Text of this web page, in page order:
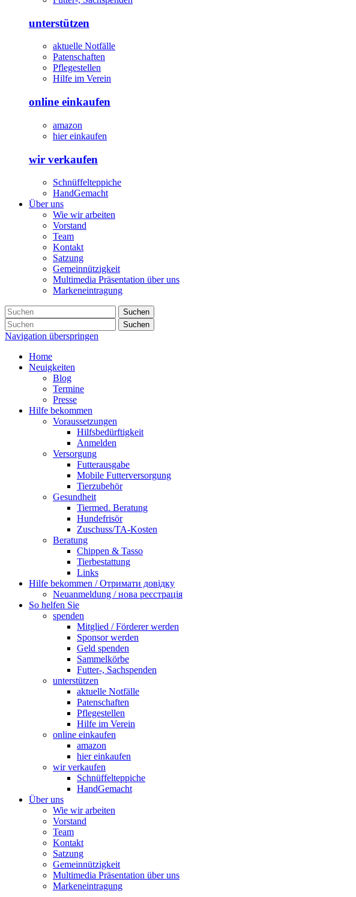
unterstützen
aktuelle Notfälle
Patenschaften
Pflegestellen
Hilfe im Verein
online einkaufen
amazon
hier einkaufen
wir verkaufen
Schnüffelteppiche
HandGemacht
Über uns
Wie wir arbeiten
Vorstand
Team
Kontakt
Satzung
Gemeinnützigkeit
Multimedia Präsentation über uns
Markeneintragung
Suchen
Suchen
Navigation überspringen
Home
Neuigkeiten
Blog
Termine
Presse
Hilfe bekommen
Voraussetzungen
Hilfsbedürftigkeit
Anmelden
Versorgung
Futterausgabe
Mobile Futterversorgung
Tierzubehör
Gesundheit
Tiermed. Beratung
Hundefrisör
Zuschuss/TA-Kosten
Beratung
Chippen & Tasso
Tierbestattung
Links
Hilfe bekommen / Отримати довідку
Neuanmeldung / нова реєстрація
So helfen Sie
spenden
Mitglied / Förderer werden
Sponsor werden
Geld spenden
Sammelkörbe
Futter-, Sachspenden
unterstützen
aktuelle Notfälle
Patenschaften
Pflegestellen
Hilfe im Verein
online einkaufen
amazon
hier einkaufen
wir verkaufen
Schnüffelteppiche
HandGemacht
Über uns
Wie wir arbeiten
Vorstand
Team
Kontakt
Satzung
Gemeinnützigkeit
Multimedia Präsentation über uns
Markeneintragung